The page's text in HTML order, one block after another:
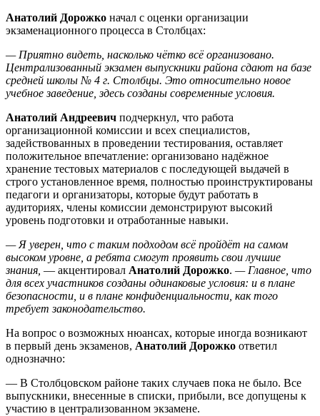
Анатолий Дорожко начал с оценки организации
экзаменационного процесса в Столбцах:
— Приятно видеть, насколько чётко всё организовано.
Централизованный экзамен выпускники района сдают на базе
средней школы № 4 г. Столбцы. Это относительно новое
учебное заведение, здесь созданы современные условия.
Анатолий Андреевич подчеркнул, что работа
организационной комиссии и всех специалистов,
задействованных в проведении тестирования, оставляет
положительное впечатление: организовано надёжное
хранение тестовых материалов с последующей выдачей в
строго установленное время, полностью проинструктированы
педагоги и организаторы, которые будут работать в
аудиториях, члены комиссии демонстрируют высокий
уровень подготовки и отработанные навыки.
— Я уверен, что с таким подходом всё пройдёт на самом
высоком уровне, а ребята смогут проявить свои лучшие
знания, — акцентировал Анатолий Дорожко. — Главное, что
для всех участников созданы одинаковые условия: и в плане
безопасности, и в плане конфиденциальности, как того
требует законодательство.
На вопрос о возможных нюансах, которые иногда возникают
в первый день экзаменов, Анатолий Дорожко ответил
однозначно:
— В Столбцовском районе таких случаев пока не было. Все
выпускники, внесенные в списки, прибыли, все допущены к
участию в централизованном экзамене.